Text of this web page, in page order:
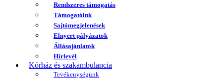
Rendszeres támogatás
Támogatóink
Sajtómegjelenések
Elnyert pályázatok
Állásajánlatok
Hírlevél
Kórház és szakambulancia
Tevékenységünk